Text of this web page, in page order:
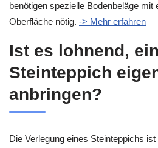
benötigen spezielle Bodenbeläge mit
Oberfläche nötig. -> Mehr erfahren
Ist es lohnend,
Steinteppich
anbringen?
Die Verlegung eines Steinteppichs